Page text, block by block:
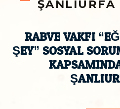
ŞANLIURFA
RABVE VAKFI
ŞEY” SOSYAL